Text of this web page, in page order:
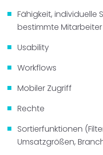
Fähigkeit, individuelle
bestimmte
Usability
Workflows
Mobiler Zugriff
Rechte
Sortierfunktionen
Umsatzgrößen,